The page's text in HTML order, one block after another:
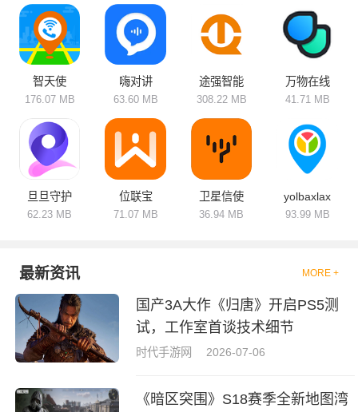
掌握对方动态。设备离线也能记
录最后位置，手机遗失可快速定
位找回，大大提升找回概率。操
作简单、开启便捷，无需复杂设
分软件附带紧急求助、位置提醒
人出行安全，日常防护、设备防
盗都能用，给生活满满的安全
智天使
176.07 MB
嗨对讲
63.60 MB
途强智能
308.22 MB
万物在线
41.71 MB
旦旦守护
62.23 MB
位联宝
71.07 MB
卫星信使
36.94 MB
yolbaxlax
93.99 MB
最新资讯 MORE +
国产3A大作《归唐》开启PS5测
试，工作室首谈技术细节
时代手游网 2026-07-06
《暗区突围》S18赛季全新地图湾